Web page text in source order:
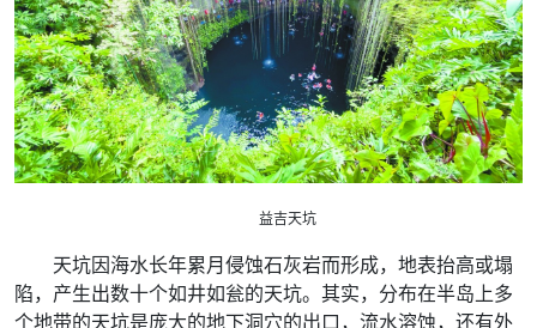
益吉天坑
天坑因海水长年累月侵蚀石灰岩而形成，地表抬高或塌
陷，产生出数十个如井如瓮的天坑。其实，分布在半岛上多
个地带的天坑是庞大的地下洞穴的出口，流水溶蚀，还有外